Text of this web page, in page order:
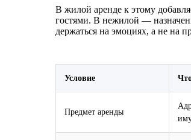
В жилой аренде к этому
гостями. В нежилой —
держаться на эмоциях, а не на
Условие
Предмет аренды